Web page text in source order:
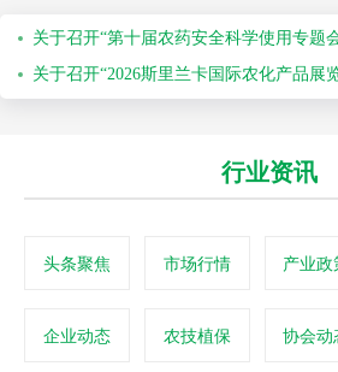
关于召开“第十届农药安全科学使用专题
关于召开“2026斯里兰卡国际农化产品展
行业资讯
头条聚焦 市场行情 产业政
企业动态 农技植保 协会动